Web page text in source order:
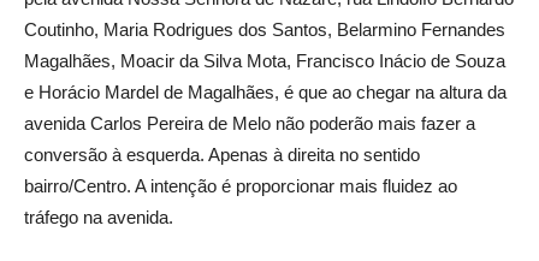
Coutinho, Maria Rodrigues dos Santos, Belarmino Fernandes
Magalhães, Moacir da Silva Mota, Francisco Inácio de Souza
e Horácio Mardel de Magalhães, é que ao chegar na altura da
avenida Carlos Pereira de Melo não poderão mais fazer a
conversão à esquerda. Apenas à direita no sentido
bairro/Centro. A intenção é proporcionar mais fluidez ao
tráfego na avenida.